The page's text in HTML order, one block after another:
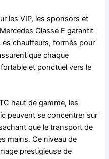
les VIP, les sponsors et
Classe E garantit
chauffeurs, formés pour
que chaque
et ponctuel vers le
haut de gamme, les
peuvent se concentrer sur
que le transport de
mains. Ce niveau de
prestigieuse de